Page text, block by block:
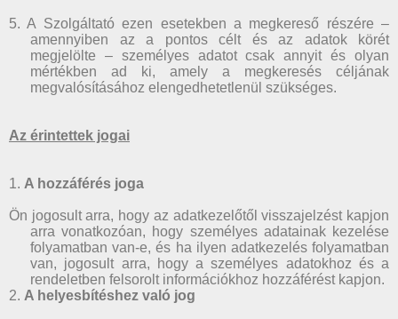
5. A Szolgáltató ezen esetekben a megkereső részére –
amennyiben az a pontos célt és az adatok körét
megjelölte – személyes adatot csak annyit és olyan
mértékben ad ki, amely a megkeresés céljának
megvalósításához elengedhetetlenül szükséges.
Az érintettek jogai
1. A hozzáférés joga
Ön jogosult arra, hogy az adatkezelőtől visszajelzést kapjon
arra vonatkozóan, hogy személyes adatainak kezelése
folyamatban van-e, és ha ilyen adatkezelés folyamatban
van, jogosult arra, hogy a személyes adatokhoz és a
rendeletben felsorolt információkhoz hozzáférést kapjon.
2. A helyesbítéshez való jog